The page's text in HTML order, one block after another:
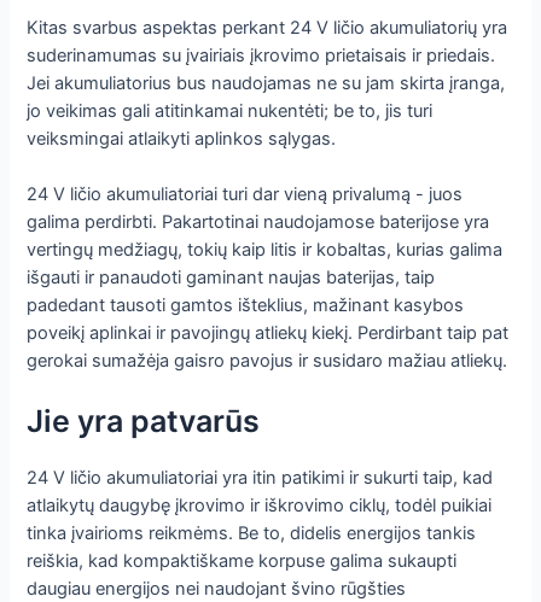
Kitas svarbus aspektas perkant 24 V ličio akumuliatorių yra
suderinamumas su įvairiais įkrovimo prietaisais ir priedais.
Jei akumuliatorius bus naudojamas ne su jam skirta įranga,
jo veikimas gali atitinkamai nukentėti; be to, jis turi
veiksmingai atlaikyti aplinkos sąlygas.
24 V ličio akumuliatoriai turi dar vieną privalumą - juos
galima perdirbti. Pakartotinai naudojamose baterijose yra
vertingų medžiagų, tokių kaip litis ir kobaltas, kurias galima
išgauti ir panaudoti gaminant naujas baterijas, taip
padedant tausoti gamtos išteklius, mažinant kasybos
poveikį aplinkai ir pavojingų atliekų kiekį. Perdirbant taip pat
gerokai sumažėja gaisro pavojus ir susidaro mažiau atliekų.
Jie yra patvarūs
24 V ličio akumuliatoriai yra itin patikimi ir sukurti taip, kad
atlaikytų daugybę įkrovimo ir iškrovimo ciklų, todėl puikiai
tinka įvairioms reikmėms. Be to, didelis energijos tankis
reiškia, kad kompaktiškame korpuse galima sukaupti
daugiau energijos nei naudojant švino rūgšties